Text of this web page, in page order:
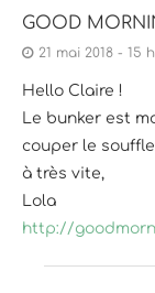
GOOD
21 mai 2018 - 15
Hello Claire !
Le bunker est
couper le
à très vite,
Lola
http://